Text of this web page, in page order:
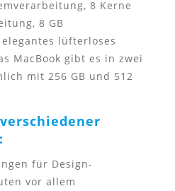
8 Kerne
8 GB
lüfterloses
MacBook gibt es in zwei
mit 256 GB und 512
für Design-
vor allem